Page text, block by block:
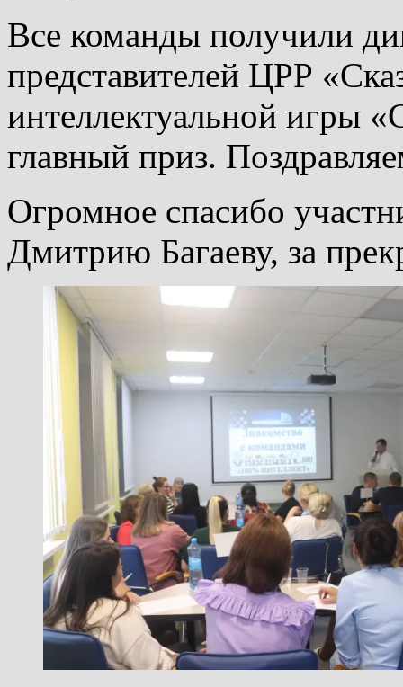
Все команды получили
представителей ЦРР
интеллектуальной игры
главный приз.
Огромное спасибо
Дмитрию Багаеву, за